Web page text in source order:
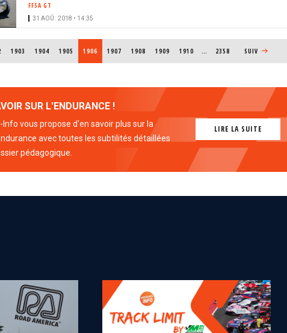
FFSA GT
31 AOÛ. 2018 • 14:35
PAGE
1903 PAGE
1904 PAGE
1905 PAGE COURANTE
1906 PAGE
1907 PAGE
1908 PAGE
1909 PAGE
1910 … 2358 PAGE SUIVANTE
SUIV
SUR L'ENDURANCE !
Info vous propose d'en savoir plus sur la
avec toutes les subtilités détaillées
pédagogique.
LIRE LA SUITE